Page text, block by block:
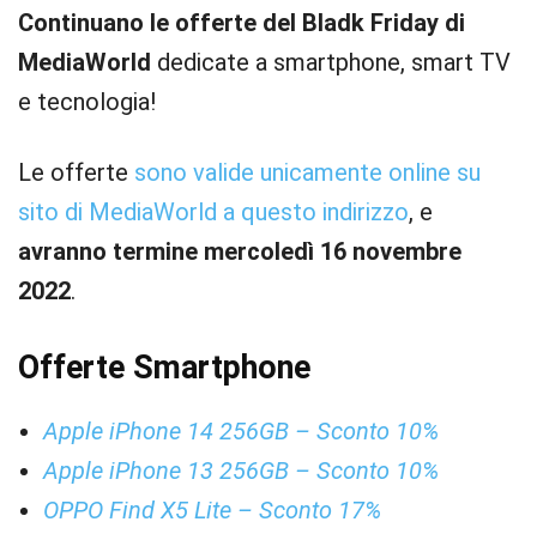
Continuano le offerte del Bladk Friday di
MediaWorld dedicate a smartphone, smart TV
e tecnologia!
Le offerte sono valide unicamente online su
sito di MediaWorld a questo indirizzo, e
avranno termine mercoledì 16 novembre
2022.
Offerte Smartphone
Apple iPhone 14 256GB – Sconto 10%
Apple iPhone 13 256GB – Sconto 10%
OPPO Find X5 Lite – Sconto 17%